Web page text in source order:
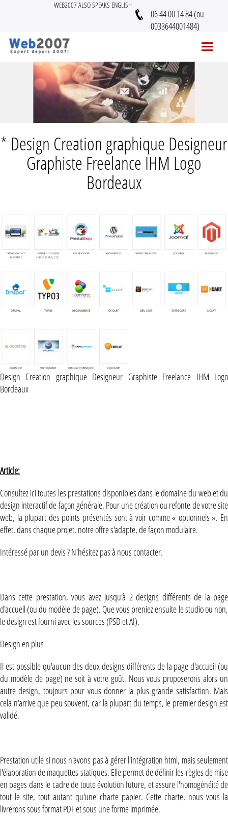
WEB2007 ALSO SPEAKS ENGLISH
06 44 00 14 84 (ou
0033644001484)
* Design Creation graphique Designeur
Graphiste Freelance IHM Logo
Bordeaux
Design Creation graphique Designeur Graphiste Freelance IHM Logo
Bordeaux
Article:
Consultez ici toutes les prestations disponibles dans le domaine du web et du
design interactif de façon générale. Pour une création ou refonte de votre site
web, la plupart des points présentés sont à voir comme « optionnels ». En
effet, dans chaque projet, notre offre s'adapte, de façon modulaire.
Intéressé par un devis ? N'hésitez pas à nous contacter.
Dans cette prestation, vous avez jusqu'à 2 designs différents de la page
d'accueil (ou du modèle de page). Que vous preniez ensuite le studio ou non,
le design est fourni avec les sources (PSD et AI).
Design en plus
Il est possible qu'aucun des deux designs différents de la page d'accueil (ou
du modèle de page) ne soit à votre goût. Nous vous proposerons alors un
autre design, toujours pour vous donner la plus grande satisfaction. Mais
cela n'arrive que peu souvent, car la plupart du temps, le premier design est
validé.
Prestation utile si nous n'avons pas à gérer l'intégration html, mais seulement
l'élaboration de maquettes statiques. Elle permet de définir les règles de mise
en pages dans le cadre de toute évolution future, et assure l'homogénéité de
tout le site, tout autant qu'une charte papier. Cette charte, nous vous la
livrerons sous format PDF et sous une forme imprimée.